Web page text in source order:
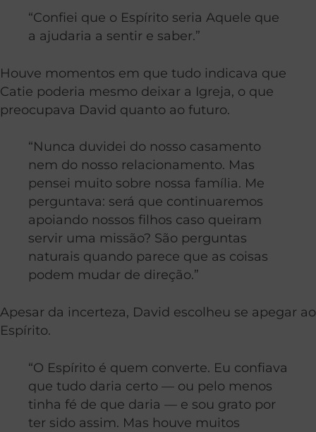
“Confiei que o Espírito seria Aquele que
a ajudaria a sentir e saber.”
Houve momentos em que tudo indicava que
Catie poderia mesmo deixar a Igreja, o que
preocupava David quanto ao futuro.
“Nunca duvidei do nosso casamento
nem do nosso relacionamento. Mas
pensei muito sobre nossa família. Me
perguntava: será que continuaremos
apoiando nossos filhos caso queiram
servir uma missão? São perguntas
naturais quando parece que as coisas
podem mudar de direção.”
Apesar da incerteza, David escolheu se apegar ao
Espírito.
“O Espírito é quem converte. Eu confiava
que tudo daria certo — ou pelo menos
tinha fé de que daria — e sou grato por
ter sido assim. Mas houve muitos